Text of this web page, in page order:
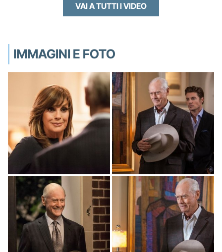
VAI A TUTTI I VIDEO
IMMAGINI E FOTO